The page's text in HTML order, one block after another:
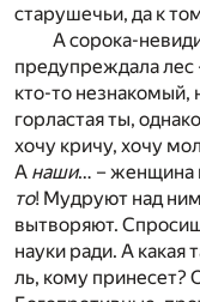
старушечьи, да к
А сорока-
предупреждала лес
кто-то незнакомый,
горластая ты,
хочу кричу, хочу
А наши… – женщина
то! Мудруют над
вытворяют.
науки ради. А какая
ль, кому принесет?